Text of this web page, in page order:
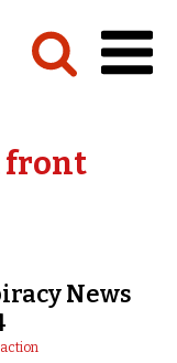
front
News